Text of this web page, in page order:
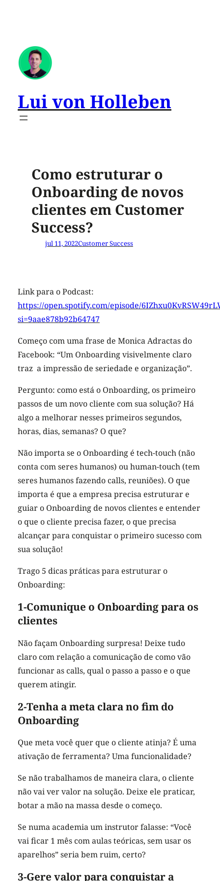
Lui von Holleben
Como estruturar o
Onboarding de novos
clientes em Customer
Success?
jul 11, 2022Customer Success
Link para o Podcast:
https://open.spotify.com/episode/
si=9aae878b92b64747
Começo com uma frase de Monica Adractas do
Facebook: “Um Onboarding visivelmente claro
traz a impressão de seriedade e organização”.
Pergunto: como está o Onboarding, os primeiro
passos de um novo cliente com sua solução? Há
algo a melhorar nesses primeiros segundos,
horas, dias, semanas? O que?
Não importa se o Onboarding é tech-touch (não
conta com seres humanos) ou human-touch (tem
seres humanos fazendo calls, reuniões). O que
importa é que a empresa precisa estruturar e
guiar o Onboarding de novos clientes e entender
o que o cliente precisa fazer, o que precisa
alcançar para conquistar o primeiro sucesso com
sua solução!
Trago 5 dicas práticas para estruturar o
Onboarding:
1-Comunique o Onboarding para os
clientes
Não façam Onboarding surpresa! Deixe tudo
claro com relação a comunicação de como vão
funcionar as calls, qual o passo a passo e o que
querem atingir.
2-Tenha a meta clara no fim do
Onboarding
Que meta você quer que o cliente atinja? É uma
ativação de ferramenta? Uma funcionalidade?
Se não trabalhamos de maneira clara, o cliente
não vai ver valor na solução. Deixe ele praticar,
botar a mão na massa desde o começo.
Se numa academia um instrutor falasse: “Você
vai ficar 1 mês com aulas teóricas, sem usar os
aparelhos” seria bem ruim, certo?
3-Gere valor para conquistar a